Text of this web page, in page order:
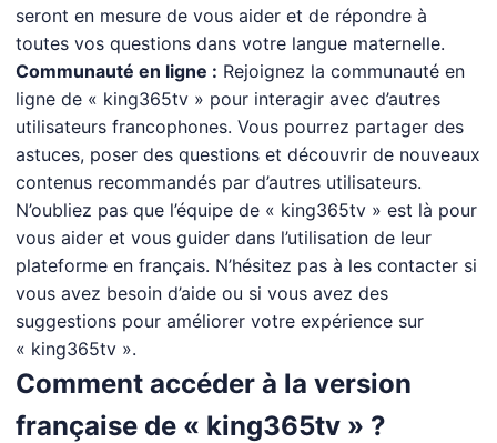
seront en mesure de vous aider et de répondre à
toutes vos questions dans votre langue maternelle.
Communauté en ligne : Rejoignez la communauté en
ligne de « king365tv » pour interagir avec d’autres
utilisateurs francophones. Vous pourrez partager des
astuces, poser des questions et découvrir de nouveaux
contenus recommandés par d’autres utilisateurs.
N’oubliez pas que l’équipe de « king365tv » est là pour
vous aider et vous guider dans l’utilisation de leur
plateforme en français. N’hésitez pas à les contacter si
vous avez besoin d’aide ou si vous avez des
suggestions pour améliorer votre expérience sur
« king365tv ».
Comment accéder à la version
française de « king365tv » ?